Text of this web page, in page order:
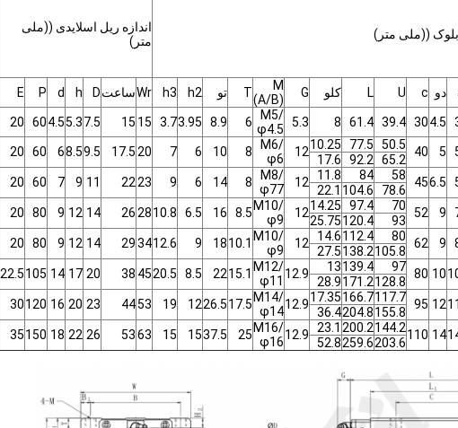
بلوک ((ملی متر)
اندازه ریل اسلایدی ((ملی
متر)
دو c
U
L کلو G
M
(A/B)
T تو h2
h3
WrساعتD
h
d
P
E
4.5
30
39.4
61.4
8
5.3
M5/
φ4.5
6
8.9
3.95
3.7
15
15
7.5
5.3
4.5
60
20
5
40
50.5
77.5
10.25
12
M6/
φ6
8
10
6
7
20
17.5
9.5
8.5
6
60
20
65.2
92.2
17.6
6.5
45
58
84
11.8
12
M8/
φ77
8
14
6
9
23
22
11
9
7
60
20
78.6
104.6
22.1
9
52
70
97.4
14.25
12
M10/
φ9
8.5
16
6.5
10.8
28
26
14
12
9
80
20
93
120.4
25.75
9
62
80
112.4
14.6
12
M10/
φ9
10.1
18
9
12.6
34
29
14
12
9
80
20
105.8
138.2
27.5
10
80
97
139.4
13
12.9
M12/
φ11
15.1
22
8.5
20.5
45
38
20
17
14
105
22.5
128.8
171.2
28.9
12
95
117.7
166.7
17.35
12.9
M14/
φ14
17.5
26.5
12
19
53
44
23
20
16
120
30
155.8
204.8
36.4
14
110
144.2
200.2
23.1
12.9
M16/
φ16
25
37.5
15
15
63
53
26
22
18
150
35
203.6
259.6
52.8